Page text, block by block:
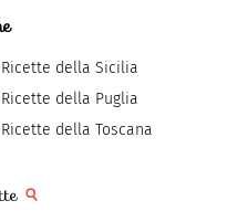
Ricette della Sicilia
Ricette della Puglia
Ricette della Toscana